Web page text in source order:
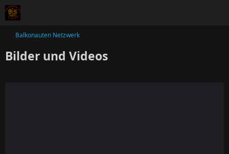
Balkonauten Netzwerk
Bilder und Videos